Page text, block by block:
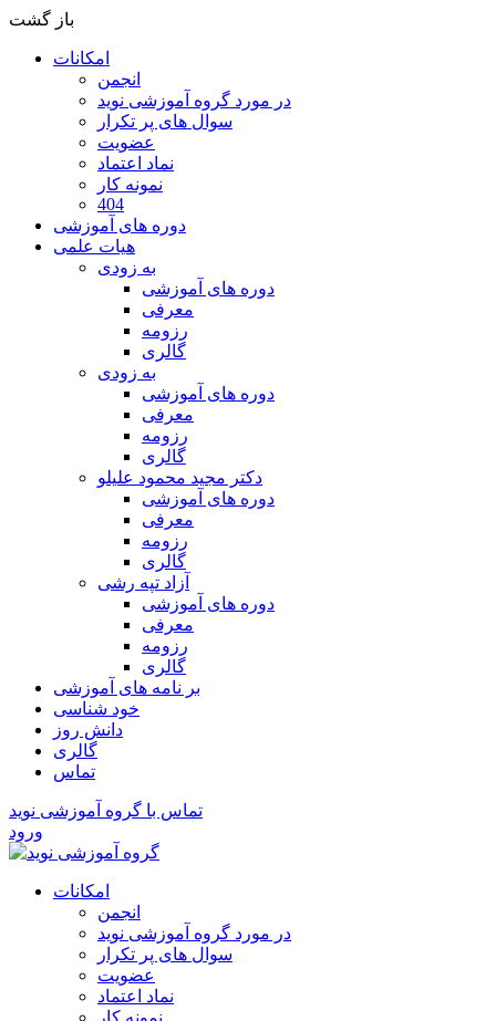
باز گشت
امکانات
انجمن
در مورد گروه آموزشی نوید
سوال های پر تکرار
عضویت
نماد اعتماد
نمونه کار
404
دوره های آموزشی
هیات علمی
به زودی
دوره های آموزشی
معرفی
رزومه
گالری
به زودی
دوره های آموزشی
معرفی
رزومه
گالری
دکتر مجید محمود علیلو
دوره های آموزشی
معرفی
رزومه
گالری
آزاد تپه رشی
دوره های آموزشی
معرفی
رزومه
گالری
بر نامه های آموزشی
خود شناسی
دانش روز
گالری
تماس
تماس با گروه آموزشی نوید
ورود
امکانات
انجمن
در مورد گروه آموزشی نوید
سوال های پر تکرار
عضویت
نماد اعتماد
نمونه کار